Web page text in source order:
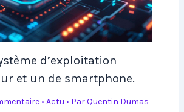
d’exploitation
et un de smartphone.
• Actu • ParQuentin Dumas